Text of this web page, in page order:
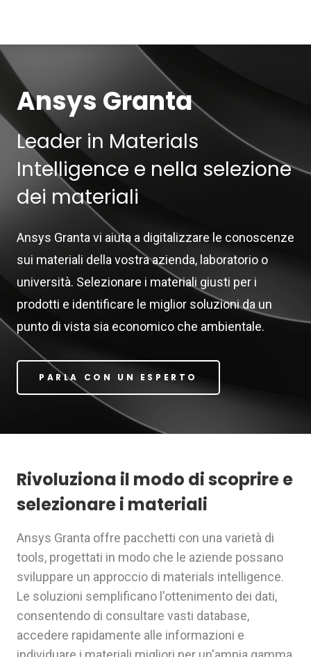
Ansys Granta
Leader in Materials
Intelligence e nella selezione
dei materiali
Ansys Granta vi aiuta a digitalizzare le conoscenze
sui materiali della vostra azienda, laboratorio o
università. Selezionare i materiali giusti per i
prodotti e identificare le miglior soluzioni da un
punto di vista sia economico che ambientale.
PARLA CON UN ESPERTO
Rivoluziona il modo di scoprire e
selezionare i materiali
Ansys Granta offre pacchetti con una varietà di
tools, progettati in modo che le aziende possano
sviluppare un approccio di materials intelligence.
Le soluzioni semplificano l'ottenimento dei dati,
consentendo di consultare vasti database,
accedere rapidamente alle informazioni e